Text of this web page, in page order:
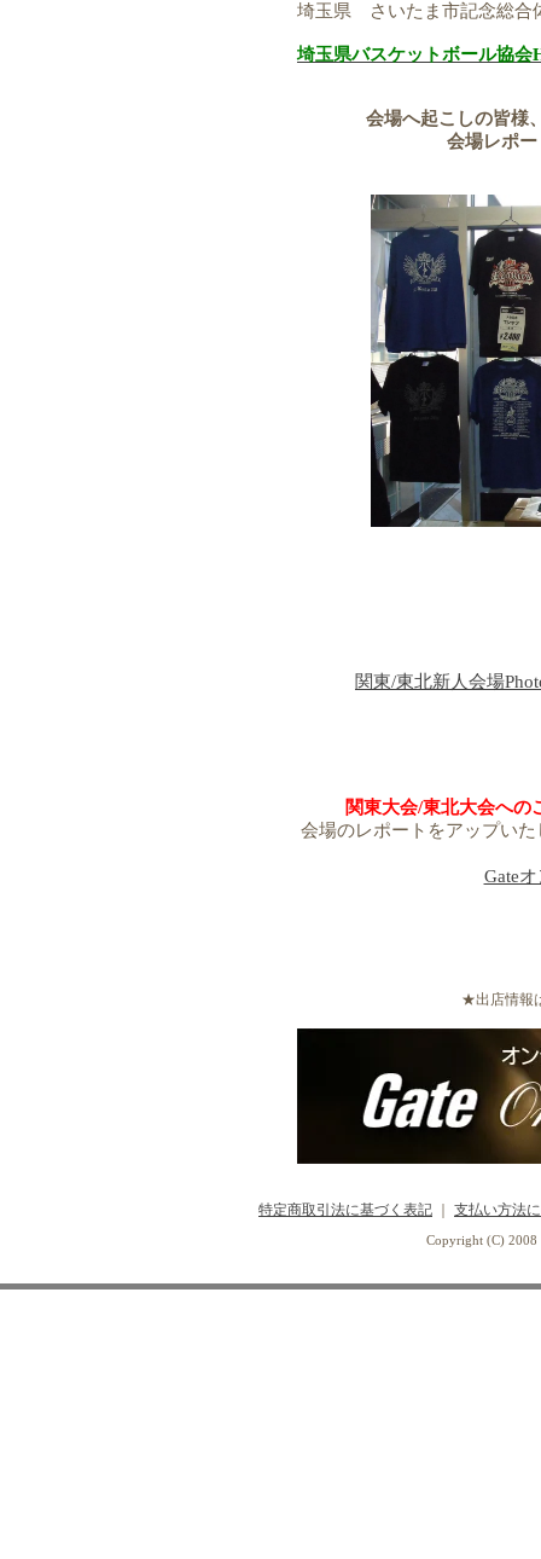
埼玉県 さいたま市記念総合
埼玉県バスケットボール協会
会場へ起こしの皆様
会場レポ
関東/東北新人会場
関東大会/東北大会への
会場のレポートをアップい
Gate
★出店情報
特定商取引法に基づく表記 支払い方法
Copyright (C) 2008